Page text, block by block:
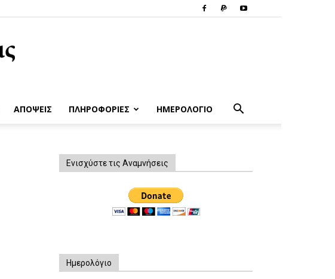
ΑΠΟΨΕΙΣ ΠΛΗΡΟΦΟΡΙΕΣ ΗΜΕΡΟΛΟΓΙΟ
Ενισχύστε τις Αναμνήσεις
Ημερολόγιο